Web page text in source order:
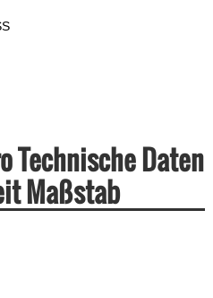
Technische Daten
Maßstab